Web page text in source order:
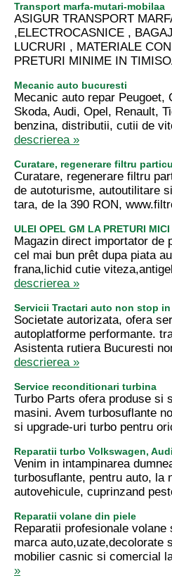
Transport marfa-mutari-mobilaa
ASIGUR TRANSPORT
,ELECTROCASNICE ,
LUCRURI , MATERIALE
PRETURI MINIME IN
Mecanic auto bucuresti
Mecanic auto repar Peugoet,
Skoda, Audi, Opel, Renault,
benzina, distributii, cutii de
descrierea »
Curatare, regenerare filtru
Curatare, regenerare filtru
de autoturisme, autoutilitare
tara, de la 390 RON,
ULEI OPEL GM LA PRETURI MICI
Magazin direct importator de
cel mai bun prêt dupa piata
frana,lichid cutie
descrierea »
Servicii Tractari auto non stop
Societate autorizata, ofera
autoplatforme performante.
Asistenta rutiera Bucuresti
descrierea »
Service reconditionari turbina
Turbo Parts ofera produse si
masini. Avem turbosuflante
si upgrade-uri turbo pentru
Reparatii turbo Volkswagen,
Venim in intampinarea
turbosuflante, pentru auto, la
autovehicule, cuprinzand
Reparatii volane din piele
Reparatii profesionale
marca auto,uzate,decolorate
mobilier casnic si comercial
»